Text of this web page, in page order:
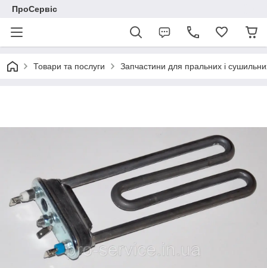
ПроСервіс
Товари та послуги Запчастини для пральних і